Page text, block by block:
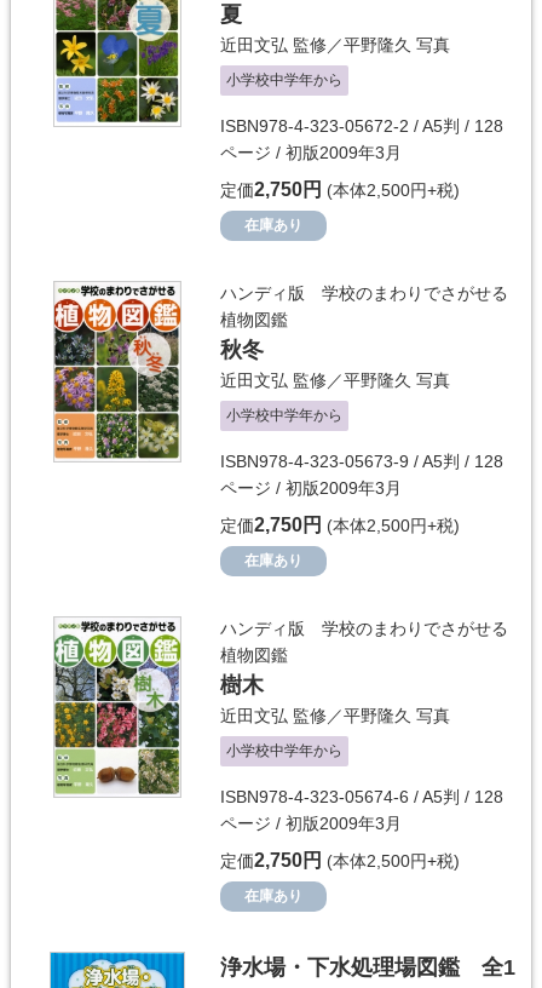
夏
近田文弘 監修／平野隆久 写真
小学校中学年から
ISBN978-4-323-05672-2 / A5判 / 128
ページ / 初版2009年3月
定価2,750円 (本体2,500円+税)
在庫あり
ハンディ版 学校のまわりでさがせる
植物図鑑
秋冬
近田文弘 監修／平野隆久 写真
小学校中学年から
ISBN978-4-323-05673-9 / A5判 / 128
ページ / 初版2009年3月
定価2,750円 (本体2,500円+税)
在庫あり
ハンディ版 学校のまわりでさがせる
植物図鑑
樹木
近田文弘 監修／平野隆久 写真
小学校中学年から
ISBN978-4-323-05674-6 / A5判 / 128
ページ / 初版2009年3月
定価2,750円 (本体2,500円+税)
在庫あり
浄水場・下水処理場図鑑 全1